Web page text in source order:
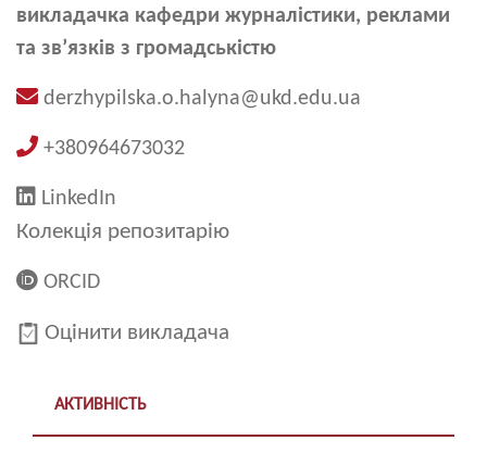
викладачка кафедри журналістики, реклами
та зв’язків з громадськістю
derzhypilska.o.halyna@ukd.edu.ua
+380964673032
LinkedIn
Колекція репозитарію
ORCID
Оцінити викладача
АКТИВНІСТЬ